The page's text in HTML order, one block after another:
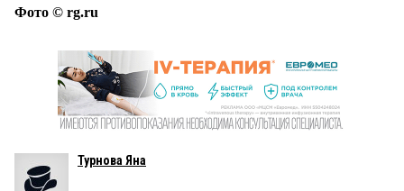
Фото © rg.ru
Турнова Яна